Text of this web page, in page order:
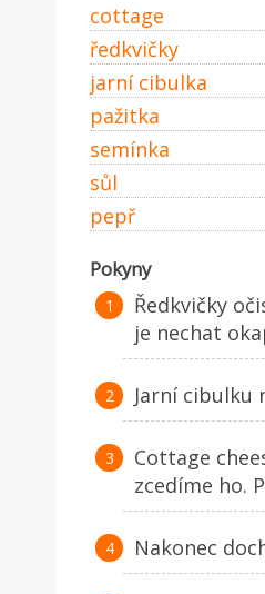
cottage
ředkvičky
jarní cibulka
pažitka
semínka
sůl
pepř
Pokyny
Ředkvičky
je nechat
Jarní cibulku
Cottage
zcedíme ho.
Nakonec